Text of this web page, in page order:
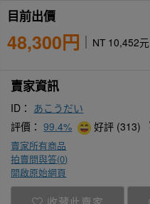
目前出價
48,300円 NT 10,452元
賣家資訊
ID： あこうだい
評價：99.4% 好評 (313)
賣家所有商品
拍賣問與答(0)
開啟原始網頁